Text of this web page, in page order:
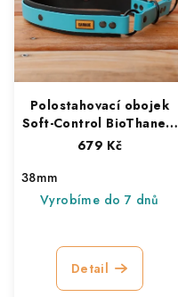
Polostahovací obojek
Soft-Control BioThane®
38 mm
679 Kč
38mm
Vyrobíme do 7 dnů
Detail